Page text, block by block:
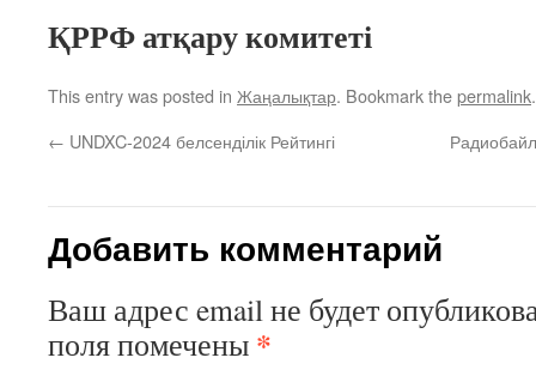
ҚРРФ атқару комитеті
This entry was posted in Жаңалықтар. Bookmark thepermalink.
← UNDXC-2024 белсенділік Рейтингі
Добавить комментарий
Ваш адрес email не будет
поля помечены *